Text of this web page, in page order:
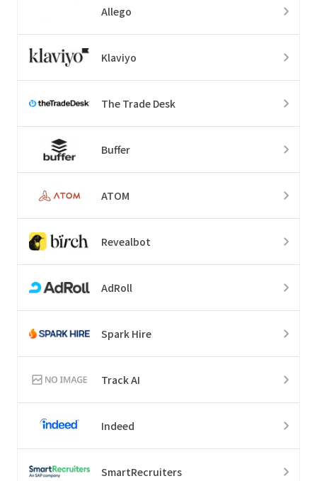
Allego
Klaviyo
The Trade Desk
Buffer
ATOM
Revealbot
AdRoll
Spark Hire
Track AI
Indeed
SmartRecruiters